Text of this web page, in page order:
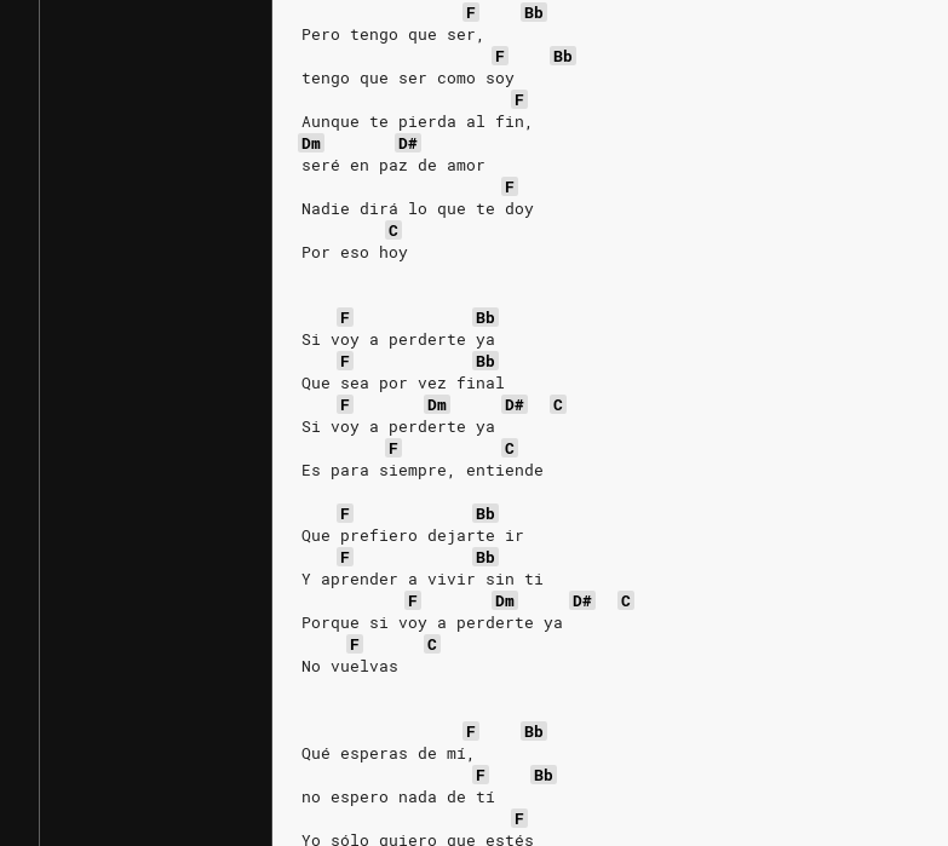
F
Bb
Pero tengo que ser,
F
Bb
tengo que ser como soy
F
Aunque te pierda al fin,
Dm
D#
seré en paz de amor
F
Nadie dirá lo que te doy
C
Por eso hoy
F
Bb
Si voy a perderte ya
F
Bb
Que sea por vez final
F
Dm D#
C
Si voy a perderte ya
F
C
Es para siempre, entiende
F
Bb
Que prefiero dejarte ir
F
Bb
Y aprender a vivir sin ti
F
Dm D#
C
Porque si voy a perderte ya
F
C
No vuelvas
F
Bb
Qué esperas de mí,
F
Bb
no espero nada de tí
F
Yo sólo quiero que estés